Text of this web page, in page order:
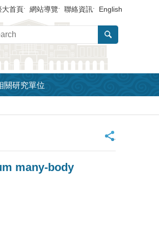
大首頁 網站導覽 聯絡資訊 English
關研究單位
_
many-body